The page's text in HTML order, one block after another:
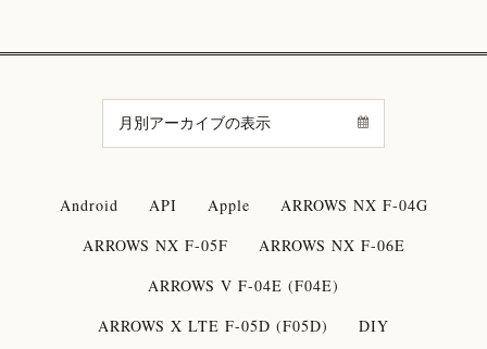
Android API Apple
ARROWS NX F-04G
ARROWS NX F-05F
ARROWS NX F-06E
ARROWS V F-04E (F04E)
ARROWS X LTE F-05D (F05D)
DIY